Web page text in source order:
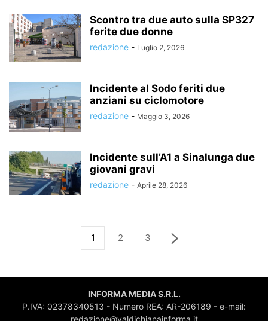
Scontro tra due auto sulla SP327
ferite due donne
redazione - Luglio 2, 2026
Incidente al Sodo feriti due
anziani su ciclomotore
redazione - Maggio 3, 2026
Incidente sull’A1 a Sinalunga due
giovani gravi
redazione - Aprile 28, 2026
1 2 3
INFORMA MEDIA S.R.L.
P.IVA: 02378340513 - Numero REA: AR-206189 - e-mail:
redazione@valdichianainforma.it